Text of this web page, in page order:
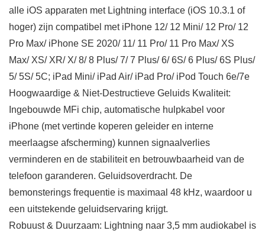
alle iOS apparaten met Lightning interface (iOS 10.3.1 of
hoger) zijn compatibel met iPhone 12/ 12 Mini/ 12 Pro/ 12
Pro Max/ iPhone SE 2020/ 11/ 11 Pro/ 11 Pro Max/ XS
Max/ XS/ XR/ X/ 8/ 8 Plus/ 7/ 7 Plus/ 6/ 6S/ 6 Plus/ 6S Plus/
5/ 5S/ 5C; iPad Mini/ iPad Air/ iPad Pro/ iPod Touch 6e/7e
Hoogwaardige & Niet-Destructieve Geluids Kwaliteit:
Ingebouwde MFi chip, automatische hulpkabel voor
iPhone (met vertinde koperen geleider en interne
meerlaagse afscherming) kunnen signaalverlies
verminderen en de stabiliteit en betrouwbaarheid van de
telefoon garanderen. Geluidsoverdracht. De
bemonsterings frequentie is maximaal 48 kHz, waardoor u
een uitstekende geluidservaring krijgt.
Robuust & Duurzaam: Lightning naar 3,5 mm audiokabel is